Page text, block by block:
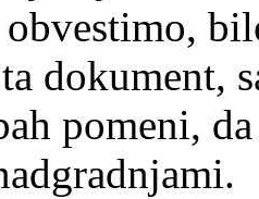
obvestimo,
dokument,
pomeni,